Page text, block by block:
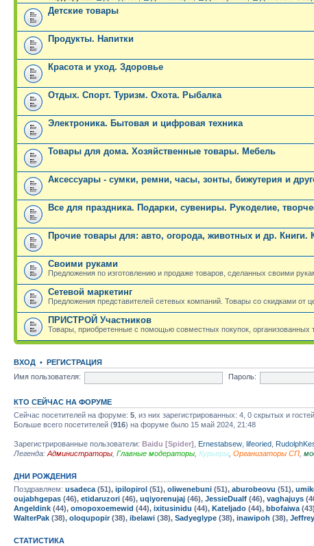
Детские товары
Продукты. Напитки
Красота и уход. Здоровье
Отдых. Спорт. Туризм. Охота. Рыбалка
Электроника. Бытовая и цифровая техника
Товары для дома. Хозяйственные товары. Мебель
Аксессуары - сумки, ремни, часы, зонты, бижутерия и
Все для праздника. Подарки, сувениры. Рукоделие,
Прочие товары для: авто, огорода, животных и др. Книги.
Своими руками
Предложения по изготовлению и продаже товаров, сделанных своими
Сетевой маркетинг
Предложения представителей сетевых компаний. Товары со скидками от
ПРИСТРОЙ Участников
Товары, приобретенные с помощью совместных покупок, организованных
ВХОД • РЕГИСТРАЦИЯ
Имя пользователя:
Пароль:
КТО СЕЙЧАС НА ФОРУМЕ
Сейчас посетителей на форуме: 5 , из них зарегистрированных: 4, 0 скрытых и
Больше всего посетителей (916) на форуме было 15 май 2024, 21:48
Зарегистрированные пользователи: Baidu [Spider] Ernestabsew lifeoried
Легенда: Администраторы Главные модераторы Курьеры Организаторы СП
ДНИ РОЖДЕНИЯ
Поздравляем: usadeca (51), ipilopirol (51), oliwenebuni (51), aburobeovu (51),
oujabhgepas (46), etidaruzori (46), uqiyorenujaj (46), JessieDualf (46), vaghajuys
Angeldink (44), omopoxoemewid (44), ixitusinidu (44), Kateljado (44), bbofaiwa
WalterPak (38), oloqupopir(38), ibelawi (38), Sadyeglype (38), inawipoh (38),
СТАТИСТИКА